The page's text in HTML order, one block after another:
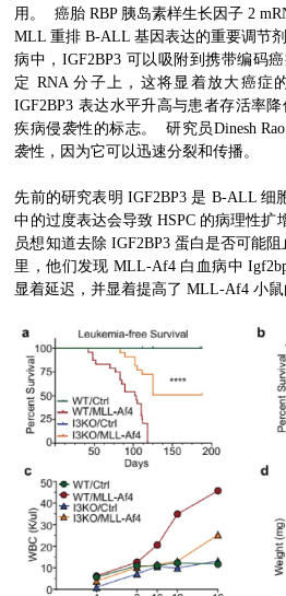
用。 癌胎 RBP 胰岛素样生长因子 2
MLL 重排 B-ALL 基因表达的重要调节
病中，IGF2BP3 可以吸附到携带编码
定 RNA 分子上，这将显着放大癌症
IGF2BP3 表达水平升高与患者存活率
疾病侵袭性的标志。 研究员Dinesh
袭性，因为它可以迅速分裂和传播。
先前的研究表明 IGF2BP3 是 B-ALL 细
中的过度表达会导致 HSPC 的病理性
员想知道去除 IGF2BP3 蛋白是否可能
里，他们发现 MLL-Af4 白血病中
显着延迟，并显着提高了 MLL-Af4 小鼠